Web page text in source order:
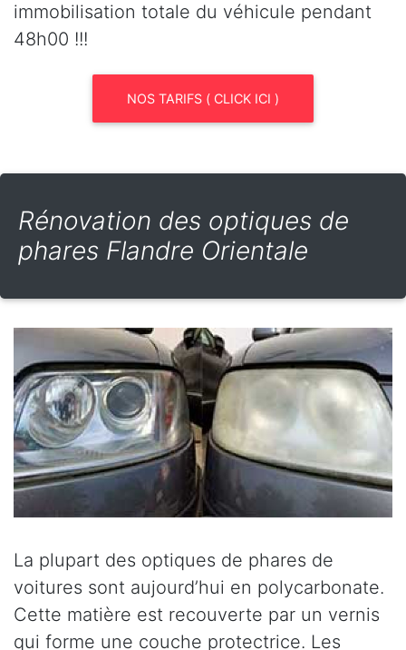
immobilisation totale du véhicule pendant
48h00 !!!
NOS TARIFS ( CLICK ICI )
Rénovation des optiques de
phares Flandre Orientale
La plupart des optiques de phares de
voitures sont aujourd’hui en polycarbonate.
Cette matière est recouverte par un vernis
qui forme une couche protectrice. Les